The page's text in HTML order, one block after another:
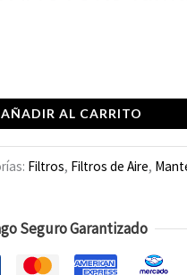
AÑADIR AL CARRITO
Filtros, Filtros de Aire,
Seguro Garantizado